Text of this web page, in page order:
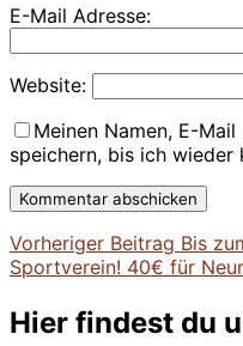
E-Mail Adresse:
Website:
Meinen Namen, E-
speichern, bis ich wieder
Vorheriger
Beitrag
Vorheriger Beitrag Bis
Sportverein! 40€ für
Hier findest du